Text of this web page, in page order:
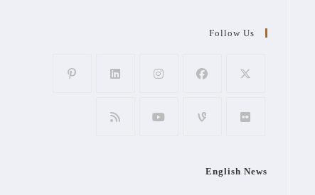
Follow Us
English News